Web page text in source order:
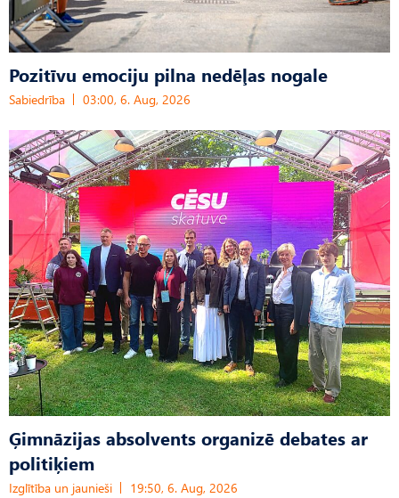
Pozitīvu emociju pilna nedēļas nogale
Sabiedrība 03:00, 6. Aug, 2026
Ģimnāzijas absolvents organizē debates ar
politiķiem
Izglītība un jaunieši 19:50, 6. Aug, 2026